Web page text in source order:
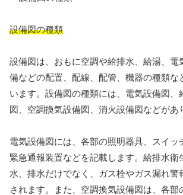
設備図の種類
設備図は、おもに空調や給排水、給湯、電
備などの配置、配線、配管、機器の種類な
います。設備図の種類には、電気設備図、
図、空調換気設備図、消火設備図などがあ
電気設備図には、各部の照明器具、スイッ
緊急通報装置などを記載します。給排水衛
水、排水だけでなく、ガス栓やガス漏れ警
されます。また、空調換気設備図は、各部